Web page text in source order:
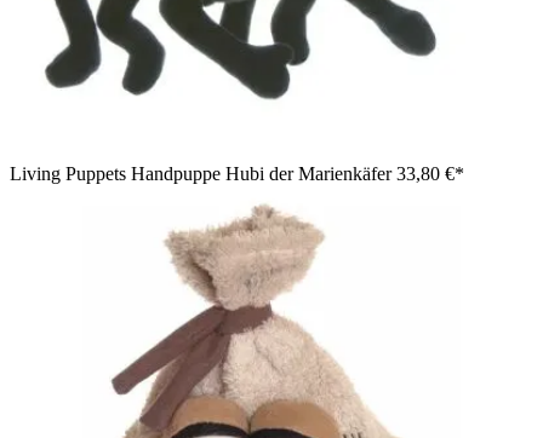
Living Puppets Handpuppe Hubi der Marienkäfer33,80 €*